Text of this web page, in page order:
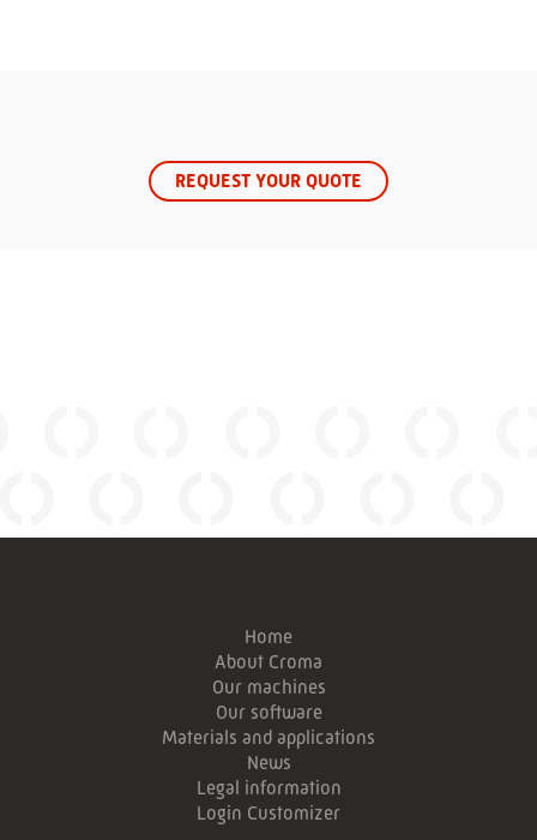
REQUEST YOUR QUOTE
Home
About Croma
Our machines
Our software
Materials and applications
News
Legal information
Login Customizer